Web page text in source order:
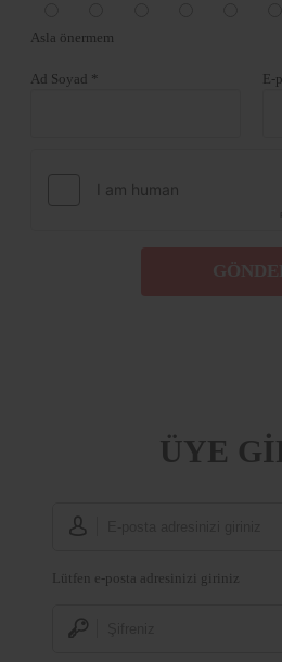
Asla önermem
Ad Soyad * E-
ÜYE
Lütfen e-posta adresinizi giriniz